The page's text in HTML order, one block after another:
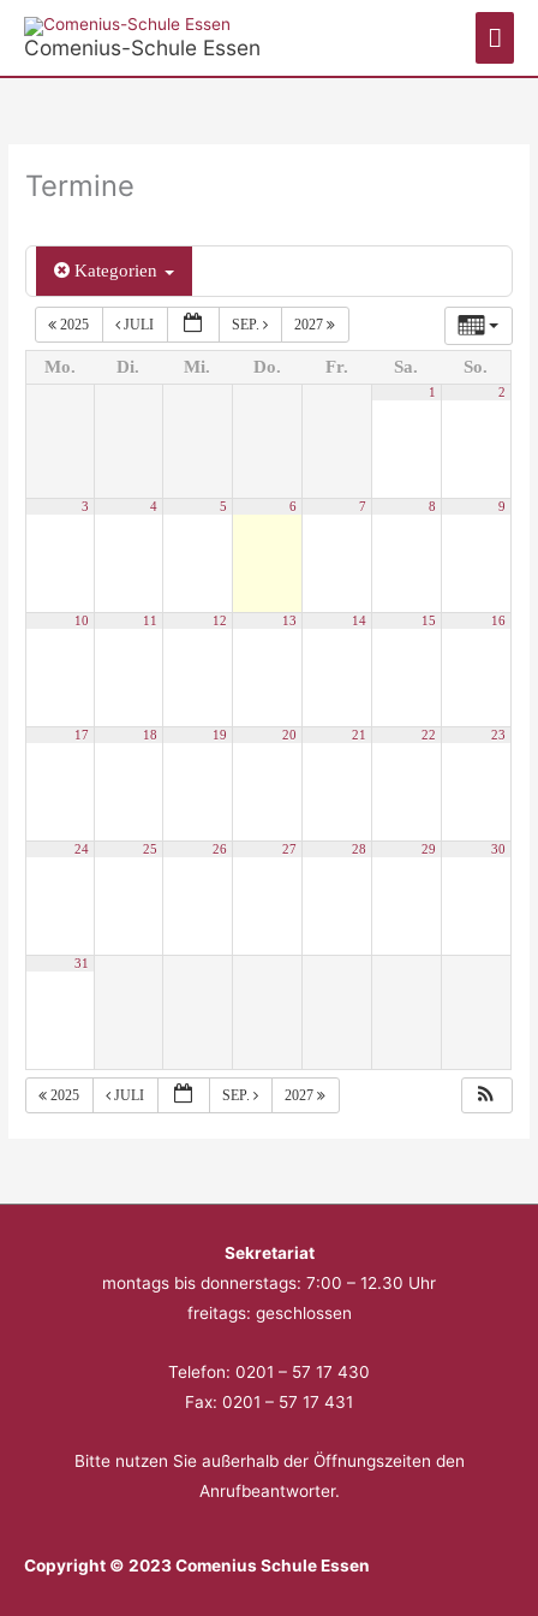
InhaltComenius-Schule Essen
Termine
Kategorien
2025 JULI SEP. 2027
Mo. Di. Mi. Do. Fr. Sa. So.
1 2
3 4 5 6 7 8 9
10 11 12 13 14 15 16
17 18 19 20 21 22 23
24 25 26 27 28 29 30
31
2025 JULI SEP. 2027
Sekretariat
montags bis donnerstags: 7:00 – 12.30 Uhr
freitags: geschlossen
Telefon: 0201 – 57 17 430
Fax: 0201 – 57 17 431
Bitte nutzen Sie außerhalb der Öffnungszeiten den
Anrufbeantworter.
Copyright © 2023 Comenius Schule Essen